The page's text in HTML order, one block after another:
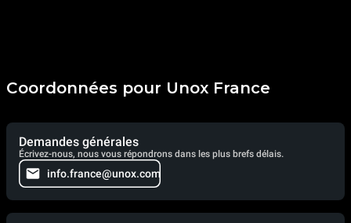
Coordonnées pour Unox France
Demandes générales
Écrivez-nous, nous vous répondrons dans les plus brefs délais.
info.france@unox.com